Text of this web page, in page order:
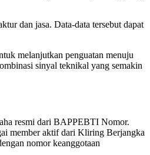
dan jasa. Data-data tersebut dapat
melanjutkan penguatan menuju
sinyal teknikal yang semakin
resmi dari BAPPEBTI Nomor.
member aktif dari Kliring Berjangka
nomor keanggotaan